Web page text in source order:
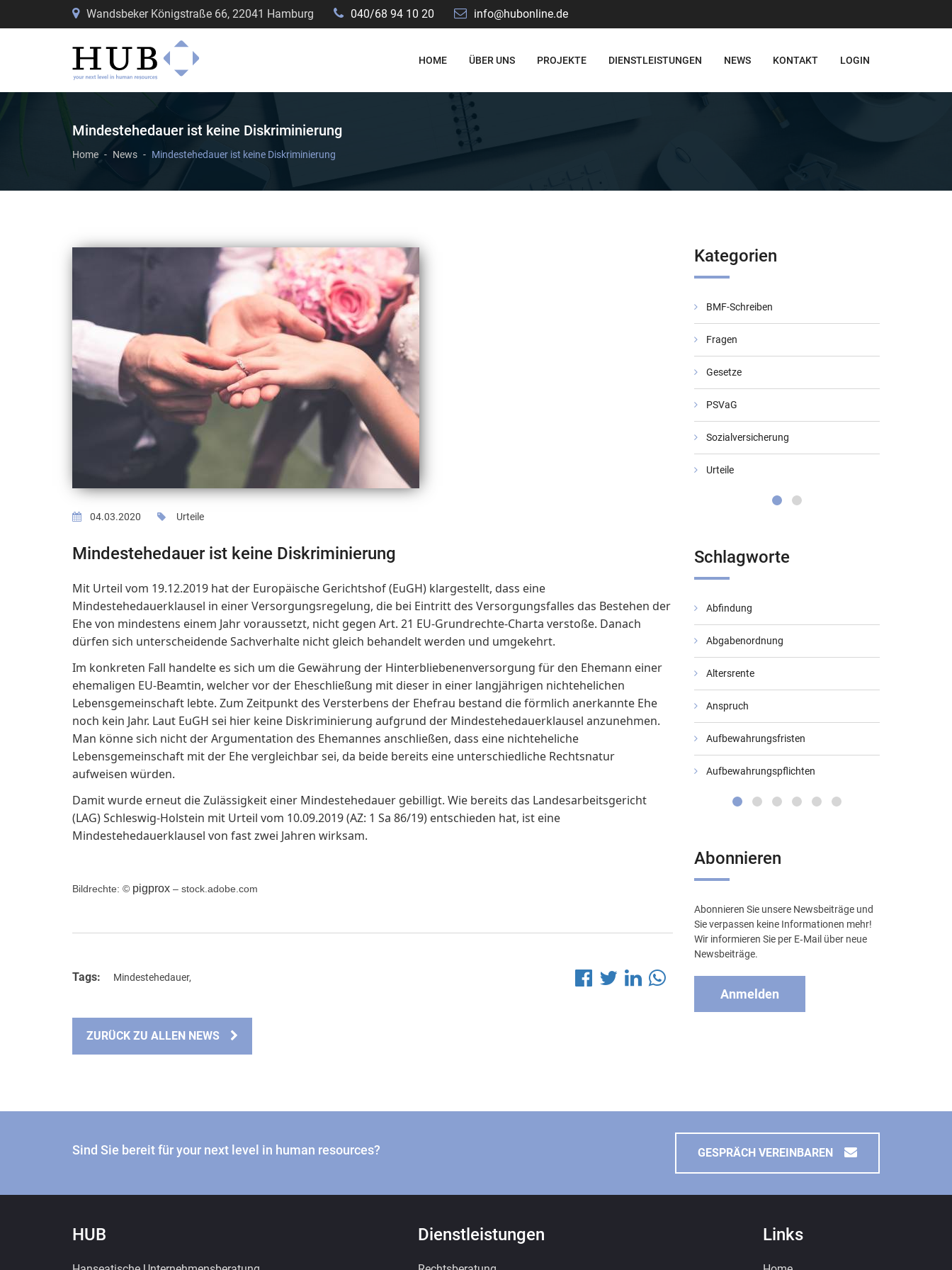
Wandsbeker Königstraße 66, 22041 Hamburg 040/68 94 10 20 info@hubonline.de
HOME ÜBER UNS PROJEKTE DIENSTLEISTUNGEN NEWS KONTAKT LOGIN
Mindestehedauer ist keine Diskriminierung
Home News Mindestehedauer ist keine Diskriminierung
04.03.2020 Urteile
Mindestehedauer ist keine Diskriminierung
Mit Urteil vom 19.12.2019 hat der Europäische Gerichtshof (EuGH) klargestellt, dass eine
Mindestehedauerklausel in einer Versorgungsregelung, die bei Eintritt des Versorgungsfalles das Bestehen der
Ehe von mindestens einem Jahr voraussetzt, nicht gegen Art. 21 EU-Grundrechte-Charta verstoße. Danach
dürfen sich unterscheidende Sachverhalte nicht gleich behandelt werden und umgekehrt.
Im konkreten Fall handelte es sich um die Gewährung der Hinterbliebenenversorgung für den Ehemann einer
ehemaligen EU-Beamtin, welcher vor der Eheschließung mit dieser in einer langjährigen nichtehelichen
Lebensgemeinschaft lebte. Zum Zeitpunkt des Versterbens der Ehefrau bestand die förmlich anerkannte Ehe
noch kein Jahr. Laut EuGH sei hier keine Diskriminierung aufgrund der Mindestehedauerklausel anzunehmen.
Man könne sich nicht der Argumentation des Ehemannes anschließen, dass eine nichteheliche
Lebensgemeinschaft mit der Ehe vergleichbar sei, da beide bereits eine unterschiedliche Rechtsnatur
aufweisen würden.
Damit wurde erneut die Zulässigkeit einer Mindestehedauer gebilligt. Wie bereits das Landesarbeitsgericht
(LAG) Schleswig-Holstein mit Urteil vom 10.09.2019 (AZ: 1 Sa 86/19) entschieden hat, ist eine
Mindestehedauerklausel von fast zwei Jahren wirksam.
Bildrechte: © pigprox – stock.adobe.com
Tags: Mindestehedauer,
ZURÜCK ZU ALLEN NEWS
Kategorien
BMF-Schreiben
Fragen
Gesetze
PSVaG
Sozialversicherung
Urteile
Schlagworte
Abfindung
Abgabenordnung
Altersrente
Anspruch
Aufbewahrungsfristen
Aufbewahrungspflichten
Abonnieren
Abonnieren Sie unsere Newsbeiträge und
Sie verpassen keine Informationen mehr!
Wir informieren Sie per E‑Mail über neue
Newsbeiträge.
Anmelden
Sind Sie bereit für your next level in human resources? GESPRÄCH VEREINBAREN
HUB Dienstleistungen Links